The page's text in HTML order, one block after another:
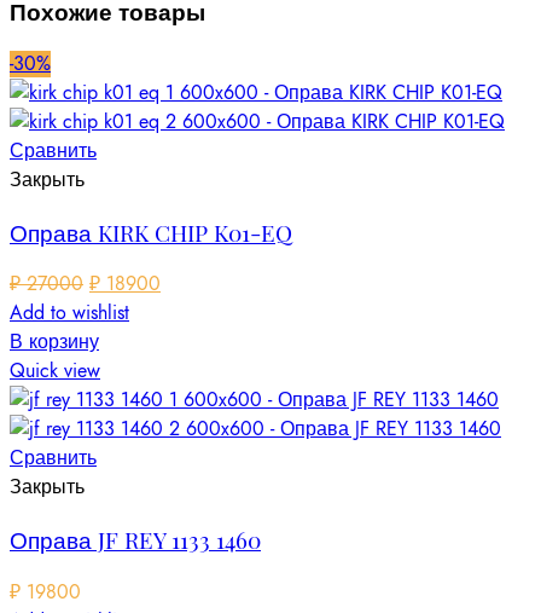
Похожие товары
-30%
Сравнить
Закрыть
Оправа KIRK CHIP K01-EQ
₽27000 ₽ 18900
Add to wishlist
В корзину
Quick view
Сравнить
Закрыть
Оправа JF REY 1133 1460
₽ 19800